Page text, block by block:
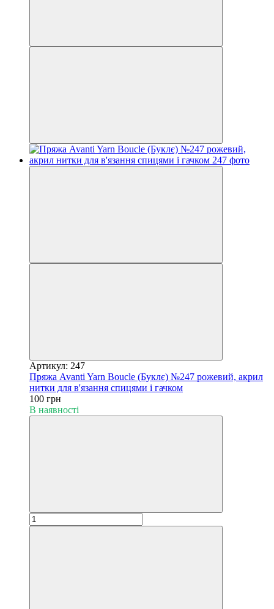
Артикул: 247
Пряжа Avanti Yarn Boucle (Буклє) №247 рожевий, акрил
нитки для в'язання спицями і гачком
100 грн
В наявності